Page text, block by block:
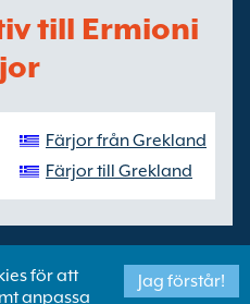
till Ermioni
Färjor från Grekland
Färjor till Grekland
för att
anpassa
Jag förstår!